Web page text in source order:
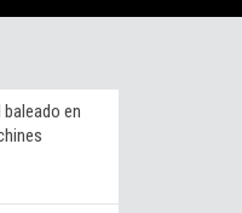
en